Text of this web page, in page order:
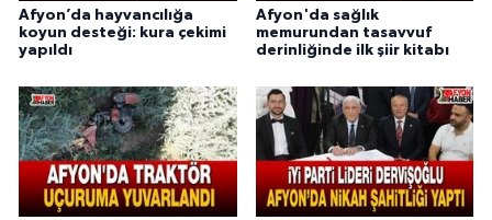
Afyon’da hayvancılığa
koyun desteği: kura çekimi
yapıldı
Afyon'da sağlık
memurundan tasavvuf
derinliğinde ilk şiir kitabı